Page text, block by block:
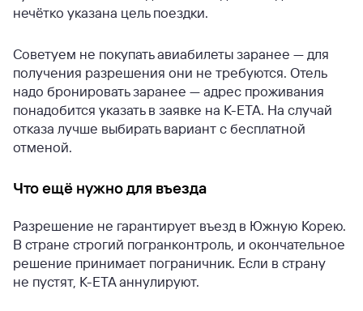
нечётко указана цель поездки.
Советуем не покупать авиабилеты заранее — для
получения разрешения они не требуются. Отель
надо бронировать заранее — адрес проживания
понадобится указать в заявке на K-ETA. На случай
отказа лучше выбирать вариант с бесплатной
отменой.
Что ещё нужно для въезда
Разрешение не гарантирует въезд в Южную Корею.
В стране строгий погранконтроль, и окончательное
решение принимает пограничник. Если в страну
не пустят, К-ЕТА аннулируют.